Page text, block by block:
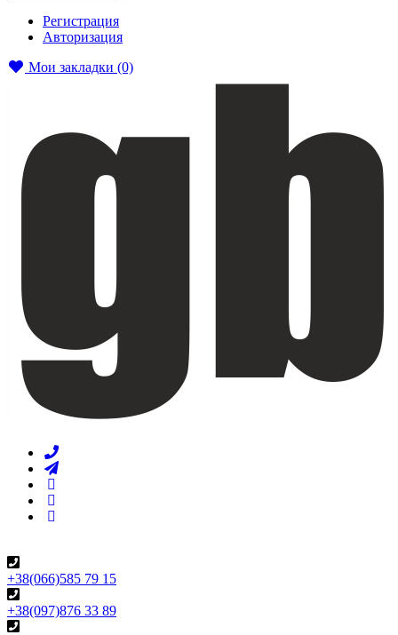
Регистрация
Авторизация
Мои закладки (0)
+38(066)585 79 15
+38(097)876 33 89